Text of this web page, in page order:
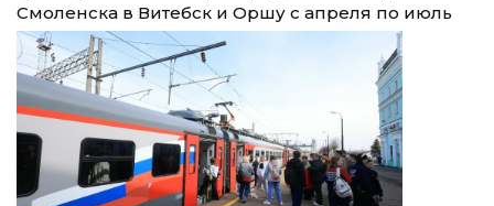
Смоленска в Витебск и Оршу с апреля по июль